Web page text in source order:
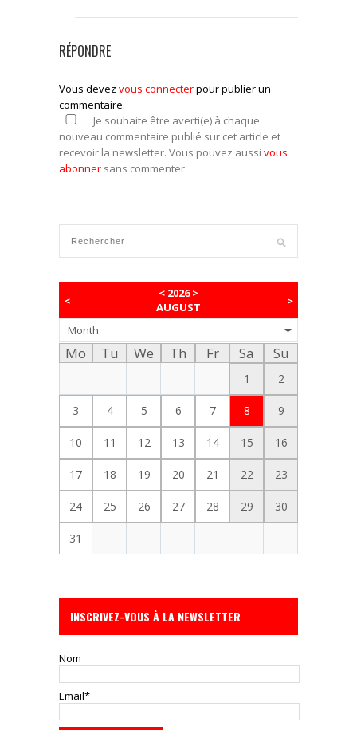
RÉPONDRE
Vous devez vous connecterpour publier un
commentaire.
Je souhaite être averti(e) à chaque
nouveau commentaire publié sur cet article et
recevoir la newsletter. Vous pouvez aussi vous
abonner sans commenter.
<
< 2026>
AUGUST
>
Month
Mo Tu We Th Fr Sa Su
1 2
3 4 5 6 7 8 9
10 11 12 13 14 15 16
17 18 19 20 21 22 23
24 25 26 27 28 29 30
31
INSCRIVEZ-VOUS À LA NEWSLETTER
Nom
Email*